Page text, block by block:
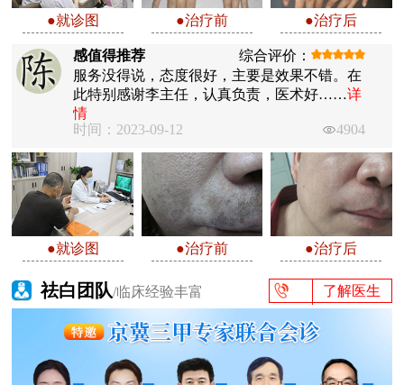
●就诊图 ●治疗前 ●治疗后
感值得推荐
综合评价：
服务没得说，态度很好，主要是效果不错。在
此特别感谢李主任，认真负责，医术好……详
情
时间：2023-09-12
4904
●就诊图 ●治疗前 ●治疗后
祛白团队/临床经验丰富 了解医生